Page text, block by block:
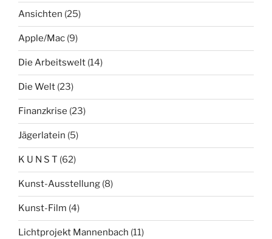
Ansichten (25)
Apple/Mac (9)
Die Arbeitswelt (14)
Die Welt (23)
Finanzkrise (23)
Jägerlatein (5)
K U N S T (62)
Kunst-Ausstellung (8)
Kunst-Film (4)
Lichtprojekt Mannenbach (11)